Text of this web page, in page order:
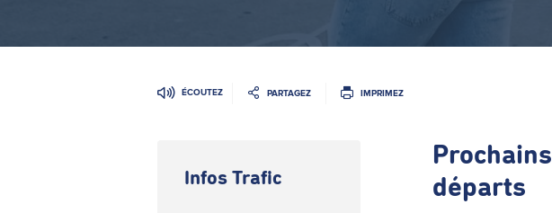
ÉCOUTEZ PARTAGEZ IMPRIMEZ
Infos Trafic
Prochains
départs